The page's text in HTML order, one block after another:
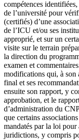
compétences
de l’université pour
(certifiés) d’une
de l’ICU et/ou ses
approprié, et sur un
visite sur le terrain
la direction du
examen et
modifications qui, à son
final et ses
ensuite son rapport, y
approbation, et le
d’administration du
que certains
mandatés par la loi
juridictions, y compris